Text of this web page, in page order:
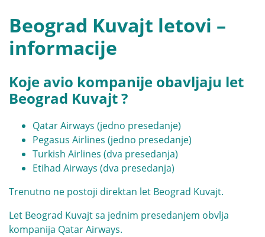
Beograd Kuvajt letovi –
informacije
Koje avio kompanije obavljaju let
Beograd Kuvajt ?
Qatar Airways (jedno presedanje)
Pegasus Airlines (jedno presedanje)
Turkish Airlines (dva presedanja)
Etihad Airways (dva presedanja)
Trenutno ne postoji direktan let Beograd Kuvajt.
Let Beograd Kuvajt sa jednim presedanjem obvlja
kompanija Qatar Airways.